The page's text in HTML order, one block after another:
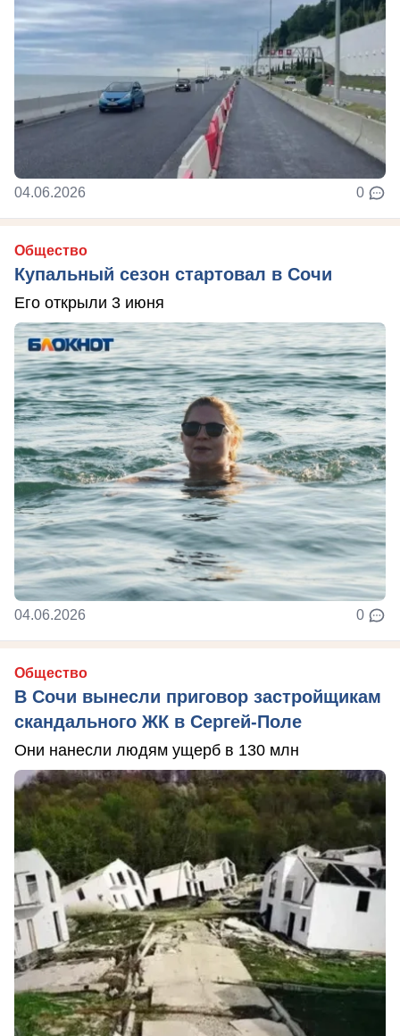
04.06.2026 0
Общество
Купальный сезон стартовал в Сочи
Его открыли 3 июня
04.06.2026 0
Общество
В Сочи вынесли приговор застройщикам
скандального ЖК в Сергей-Поле
Они нанесли людям ущерб в 130 млн